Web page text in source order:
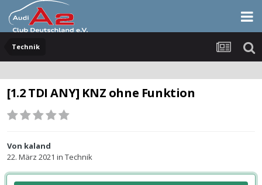
Technik
[1.2 TDI ANY] KNZ ohne Funktion
Von kaland
22. März 2021 in Technik